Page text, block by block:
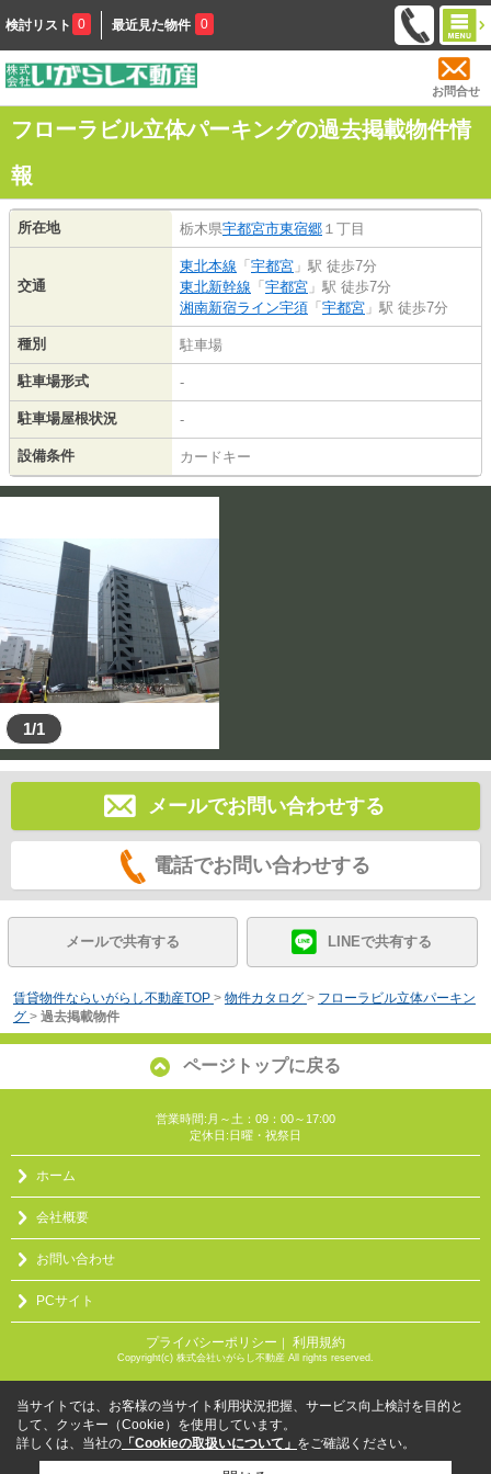
検討リスト 0 最近見た物件 0
お問合せ
フローラビル立体パーキングの過去掲載物件情
報
所在地 栃木県宇都宮市東宿郷 １丁目
交通
東北本線 「 宇都宮 」駅 徒歩7分
東北新幹線 「 宇都宮 」駅 徒歩7分
湘南新宿ライン宇須 「 宇都宮 」駅 徒歩7分
種別 駐車場
駐車場形式 -
駐車場屋根状況 -
設備条件 カードキー
1/1
メールでお問い合わせする
電話でお問い合わせする
メールで共有する LINEで共有する
賃貸物件ならいがらし不動産TOP > 物件カタログ > フローラビル立体パーキン
グ > 過去掲載物件
ページトップに戻る
営業時間:月～土：09：00～17:00
定休日:日曜・祝祭日
ホーム
会社概要
お問い合わせ
PCサイト
プライバシーポリシー ｜ 利用規約
Copyright(c) 株式会社いがらし不動産 All rights reserved.
当サイトでは、お客様の当サイト利用状況把握、サービス向上検討を目的と
して、クッキー（Cookie）を使用しています。
詳しくは、当社の 「Cookieの取扱いについて」 をご確認ください。